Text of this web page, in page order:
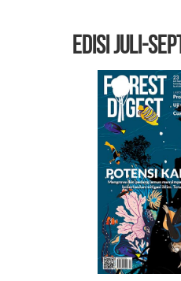
EDISI Juli-